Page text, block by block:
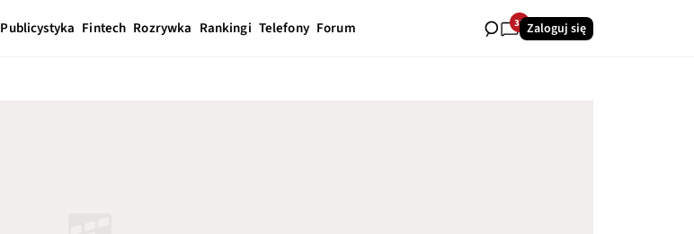
Publicystyka Fintech Rozrywka Rankingi Telefony Forum 33Zaloguj się